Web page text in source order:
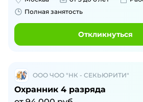
Полная занятость
Откликнуться
ООО ЧОО "НК - СЕКЬЮРИТИ"
Охранник 4 разряда